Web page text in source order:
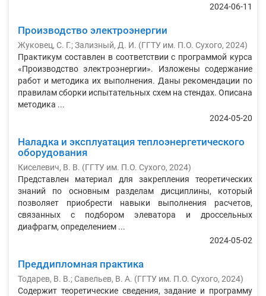
2024-06-11
Производство электроэнергии
Жуковец, С. Г.; Зализный, Д. И. (ГГТУ им. П.О. Сухого, 2024)
Практикум составлен в соответствии с программой курса
«Производство электроэнергии». Изложены содержание
работ и методика их выполнения. Даны рекомендации по
правилам сборки испытательных схем на стендах. Описана
методика ...
2024-05-20
Наладка и эксплуатация теплоэнергетического
оборудования
Киселевич, В. В. (ГГТУ им. П.О. Сухого, 2024)
Представлен материал для закрепления теоретических
знаний по основным разделам дисциплины, который
позволяет приобрести навыки выполнения расчетов,
связанных с подбором элеватора и дроссельных
диафрагм, определением ...
2024-05-02
Преддипломная практика
Тодарев, В. В.;Савельев, В. А. (ГГТУ им. П.О. Сухого, 2024)
Содержит теоретические сведения, задание и программу